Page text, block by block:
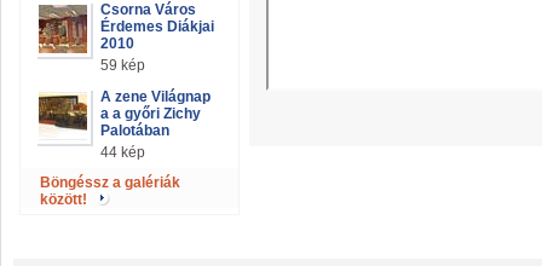
Csorna Város
Érdemes Diákjai
2010
59 kép
A zene Világnap
a a győri Zichy
Palotában
44 kép
Böngéssz a galériák
között!